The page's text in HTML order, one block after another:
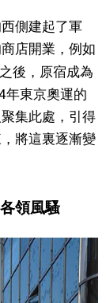
側建起了軍
店開業，例如
後，原宿成為
年東京奧運的
集此處，引得
將這裏逐漸變
領風騷